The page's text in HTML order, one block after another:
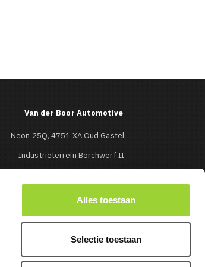
Alles toestaan
Selectie toestaan
Van der Boor Automotive
Neon 25Q, 4751 XA Oud Gastel
Industrieterrein Borchwerf II
0165-513427
 info@mbcaraudio.nl